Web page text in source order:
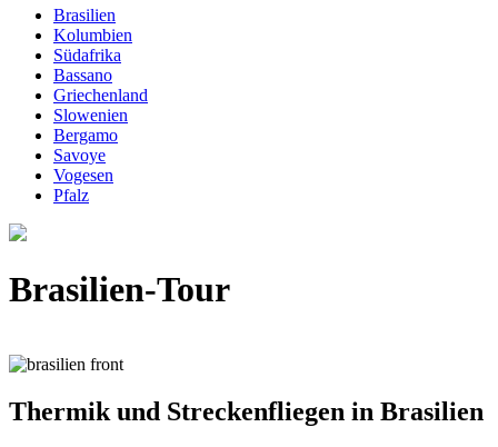
Brasilien
Kolumbien
Südafrika
Bassano
Griechenland
Slowenien
Bergamo
Savoye
Vogesen
Pfalz
Brasilien-Tour
Thermik und Streckenfliegen in Brasilien